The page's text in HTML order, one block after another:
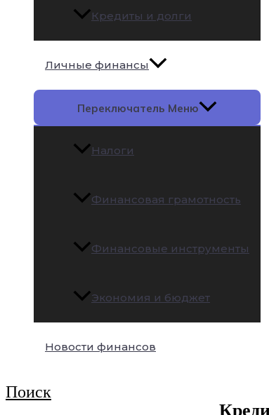
Кредиты и долги
Личные финансы
Переключатель Меню
Налоги
Финансовая грамотность
Финансовые инструменты
Экономия и бюджет
Новости финансов
Поиск